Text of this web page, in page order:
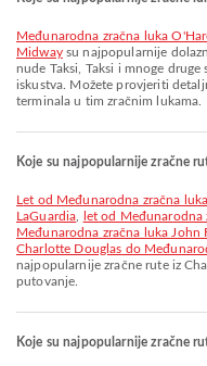
Međunarodna zračna luka
Midwaysu najpopularnije
nude Taksi, Taksi i mnoge
iskustva. Možete provjeriti
terminala u tim zračnim lukama.
Koje su najpopularnije zračne
let od Međunarodna zračna luka Charlotte Douglas do Zračna luka
LaGuardia
let od
Međunarodna zračna luka John
Charlotte Douglas do
najpopularnije zračne rute iz
putovanje.
Koje su najpopularnije zračne